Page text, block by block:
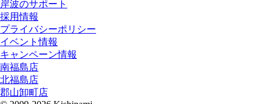
岸波のサポート
採用情報
プライバシーポリシー
イベント情報
キャンペーン情報
南福島店
北福島店
郡山卸町店